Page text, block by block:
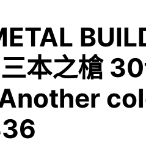
本之槍